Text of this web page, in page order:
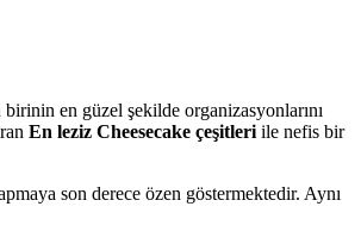
en güzel şekilde organizasyonlarını
En leziz Cheesecake çeşitleri ile nefis bir
son derece özen göstermektedir. Aynı